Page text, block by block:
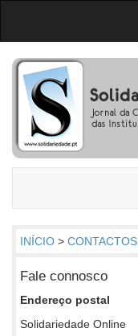
INÍCIO > CONTACTOS
Fale connosco
Endereço postal
Solidariedade Online